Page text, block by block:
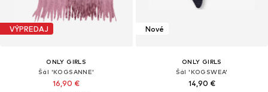
VÝPREDAJ
ONLY GIRLS
Šál 'KOGSANNE'
16,90 €
Nové
ONLY GIRLS
Šál 'KOGSWEA'
14,90 €